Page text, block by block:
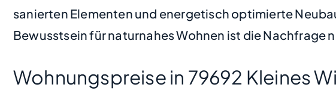
sanierten Elementen und energetisch optimierte
Bewusstsein für naturnahes Wohnen ist die
Wohnungspreise in 79692 Kleines